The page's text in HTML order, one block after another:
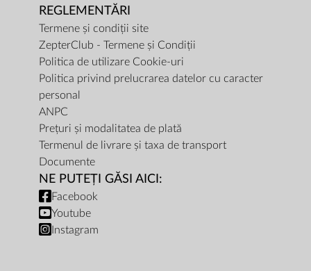
REGLEMENTĂRI
Termene și condiții site
ZepterClub - Termene și Condiții
Politica de utilizare Cookie-uri
Politica privind prelucrarea datelor cu caracter
personal
ANPC
Prețuri și modalitatea de plată
Termenul de livrare și taxa de transport
Documente
NE PUTEȚI GĂSI AICI:
Facebook
Youtube
Instagram